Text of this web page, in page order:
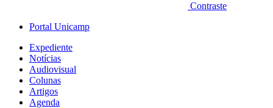
Contraste
Portal Unicamp
Expediente
Notícias
Audiovisual
Colunas
Artigos
Agenda